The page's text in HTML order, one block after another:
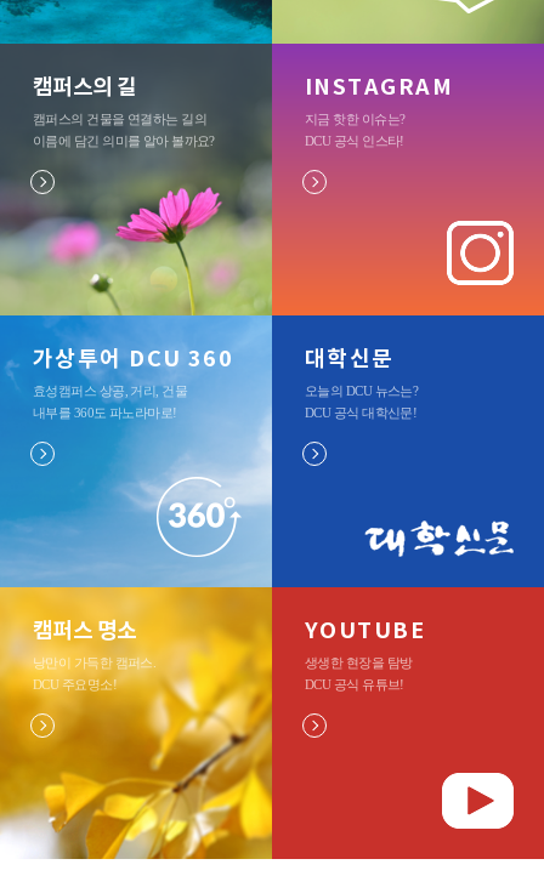
캠퍼스의 길
캠퍼스의 건물을 연결하는 길의
이름에 담긴 의미를 알아 볼까요?
INSTAGRAM
지금 핫한 이슈는?
DCU 공식 인스타!
가상투어 DCU 360
효성캠퍼스 상공, 거리, 건물
내부를 360도 파노라마로!
캠퍼스 명소
낭만이 가득한 캠퍼스.
DCU 주요명소!
대학신문
오늘의 DCU 뉴스는?
DCU 공식 대학신문!
YOUTUBE
생생한 현장을 탐방
DCU 공식 유튜브!